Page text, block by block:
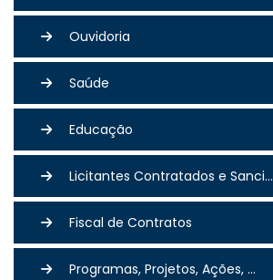
Ouvidoria
Saúde
Educação
Licitantes Contratados e Sanci...
Fiscal de Contratos
Programas, Projetos, Ações, ...